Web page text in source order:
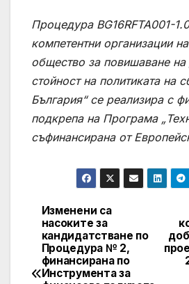
Процедура BG16RFTA001-
компетентни организации
общество за повишаване на
стойност на политиката на
България“се реализира с
подкрепа на Програма
съфинансирана от
Post
navigation
Изменени са
насоките за
кандидатстване по
Процедура № 2,
финансирана по
Инструмента за